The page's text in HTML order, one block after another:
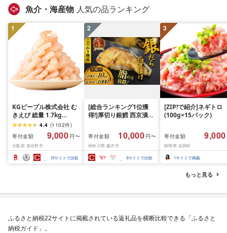
魚介・海産物 人気の品ランキング
1
KGピープル株式会社 む
きえび 総量 1.7kg
(850g×2P) 特大 5Lサイ
ズ バナメイエビ バラ凍
結 下処理不要 サイズ不
揃い 訳あり
4.4 (1102件)
寄付金額
9,000 円〜
大阪府 泉佐野市
15サイトで比較
2
[総合ランキング1位獲
得!]厚切り銀鱈 西京漬け
約 1,000g (約 100g × 10
切) 西京味噌 西京みそ 味
噌漬け みそ 味噌 鮮魚 魚
介 銀だら 銀ダラ ギンダ
ラ ぎんだら 鱈 タラ 魚
礼品 おかず おつまみ お
南 藤沢
寄付金額 10,000 円〜
神奈川県 藤沢市
5サイトで比較
3
[ZIP!で紹介]ネギトロ
(100g×15パック)
寄付金額 9,000
静岡県 吉田町
1サイトで掲載
もっと見る
ふるさと納税22サイトに掲載されている返礼品を横断比較できる「ふるさと
納税ガイド」。